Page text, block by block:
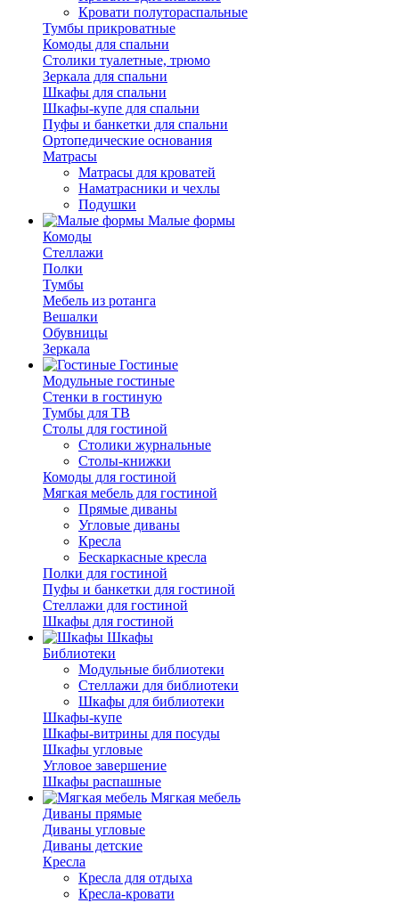
Кровати полутораспальные
Тумбы прикроватные
Комоды для спальни
Столики туалетные, трюмо
Зеркала для спальни
Шкафы для спальни
Шкафы-купе для спальни
Пуфы и банкетки для спальни
Ортопедические основания
Матрасы
Матрасы для кроватей
Наматрасники и чехлы
Подушки
Малые формы
Комоды
Стеллажи
Полки
Тумбы
Мебель из ротанга
Вешалки
Обувницы
Зеркала
Гостиные
Модульные гостиные
Стенки в гостиную
Тумбы для ТВ
Столы для гостиной
Столики журнальные
Столы-книжки
Комоды для гостиной
Мягкая мебель для гостиной
Прямые диваны
Угловые диваны
Кресла
Бескаркасные кресла
Полки для гостиной
Пуфы и банкетки для гостиной
Стеллажи для гостиной
Шкафы для гостиной
Шкафы
Библиотеки
Модульные библиотеки
Стеллажи для библиотеки
Шкафы для библиотеки
Шкафы-купе
Шкафы-витрины для посуды
Шкафы угловые
Угловое завершение
Шкафы распашные
Мягкая мебель
Диваны прямые
Диваны угловые
Диваны детские
Кресла
Кресла для отдыха
Кресла-кровати